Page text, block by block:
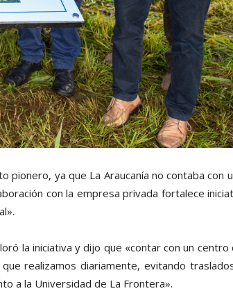
pionero, ya que La Araucanía no contaba con
con la empresa privada fortalece
la iniciativa y dijo que «contar con un centro
realizamos diariamente, evitando
a la Universidad de La Frontera».